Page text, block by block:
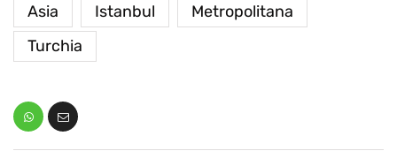
Asia Istanbul
Metropolitana
Turchia